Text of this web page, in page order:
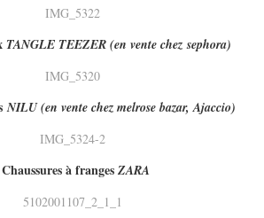
TANGLE TEEZER (en vente chez sephora)
NILU (en vente chez melrose bazar, Ajaccio)
à franges ZARA